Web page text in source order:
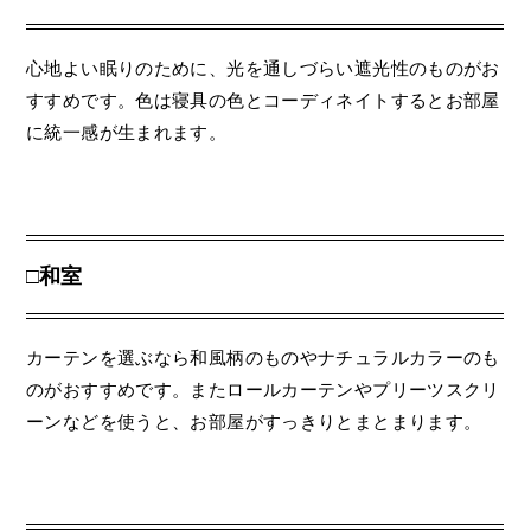
心地よい眠りのために、光を通しづらい遮光性のものがお
すすめです。色は寝具の色とコーディネイトするとお部屋
に統一感が生まれます。
□和室
カーテンを選ぶなら和風柄のものやナチュラルカラーのも
のがおすすめです。またロールカーテンやプリーツスクリ
ーンなどを使うと、お部屋がすっきりとまとまります。